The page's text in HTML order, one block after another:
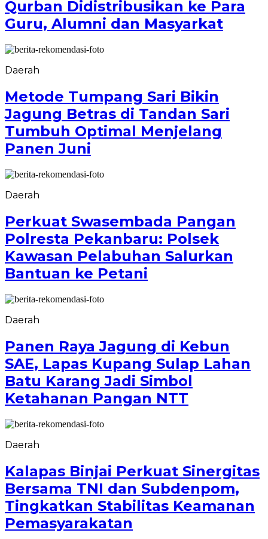
Qurban Didistribusikan ke Para
Guru, Alumni dan Masyarkat
Daerah
Metode Tumpang Sari Bikin
Jagung Betras di Tandan Sari
Tumbuh Optimal Menjelang
Panen Juni
Daerah
Perkuat Swasembada Pangan
Polresta Pekanbaru: Polsek
Kawasan Pelabuhan Salurkan
Bantuan ke Petani
Daerah
Panen Raya Jagung di Kebun
SAE, Lapas Kupang Sulap Lahan
Batu Karang Jadi Simbol
Ketahanan Pangan NTT
Daerah
Kalapas Binjai Perkuat Sinergitas
Bersama TNI dan Subdenpom,
Tingkatkan Stabilitas Keamanan
Pemasyarakatan